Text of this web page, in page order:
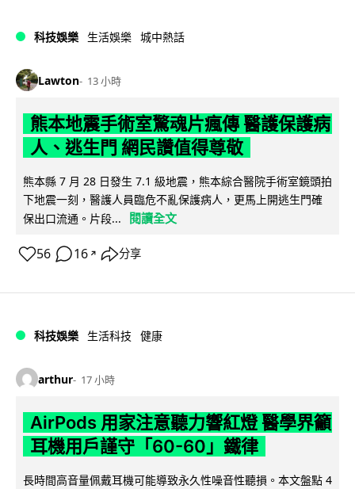
科技娛樂 生活娛樂 城中熱話
Lawton 13 小時
熊本地震手術室驚魂片瘋傳 醫護保護病
人、逃生門 網民讚值得尊敬
熊本縣 7 月 28 日發生 7.1 級地震，熊本綜合醫院手術室鏡頭拍
下地震一刻，醫護人員臨危不亂保護病人，更馬上開逃生門確
保出口流通。片段...
閱讀全文
56 16 ↗ 分享
科技娛樂 生活科技 健康
arthur 17 小時
AirPods 用家注意聽力響紅燈 醫學界籲
耳機用戶謹守「60-60」鐵律
長時間高音量佩戴耳機可能導致永久性噪音性聽損。本文盤點 4